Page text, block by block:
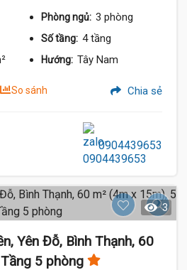
Phòng ngủ: 3 phòng
Số tầng: 4 tầng
Hướng: Tây Nam
So sánh Chia sẻ
0904439653
3
Yên Đỗ, Bình Thạnh, 60
5 phòng